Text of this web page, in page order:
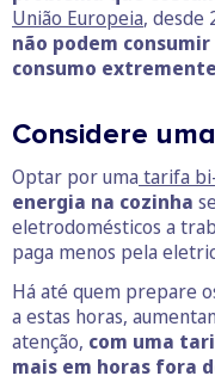
União Europeia, desde
não podem
consumo
Considere
Optar por uma tarifa
energia na cozinha
eletrodomésticos a
paga menos pela
Há até quem prepare
a estas horas,
atenção, com uma
mais em horas fora